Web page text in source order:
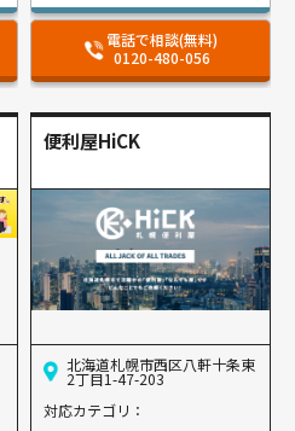
電話で相談(無料)
0120-480-056
便利屋HiCK
北海道札幌市西区八軒十条東
2丁目1-47-203
対応カテゴリ：